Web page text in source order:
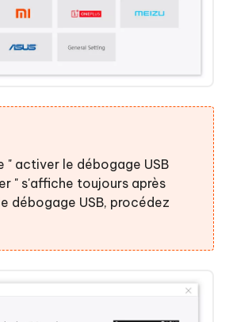
" activer le débogage USB
" s'affiche toujours après
débogage USB, procédez